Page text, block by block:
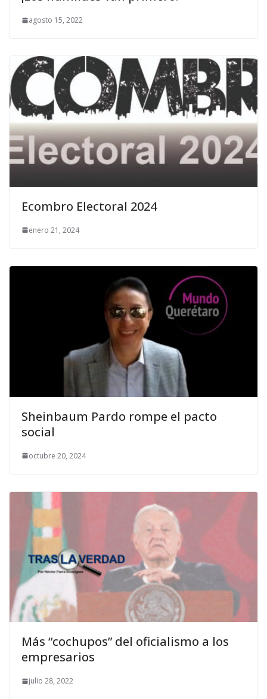
agosto 15, 2022
Ecombro Electoral 2024
enero 21, 2024
Sheinbaum Pardo rompe el pacto
social
octubre 20, 2024
Más “cochupos” del oficialismo a los
empresarios
julio 28, 2022